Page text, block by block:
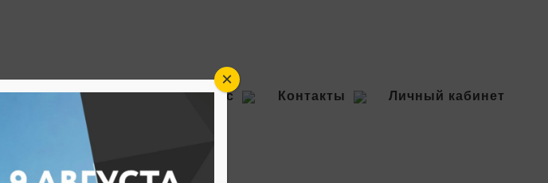
Цены Покупателю О нас Контакты Личный кабинет
×